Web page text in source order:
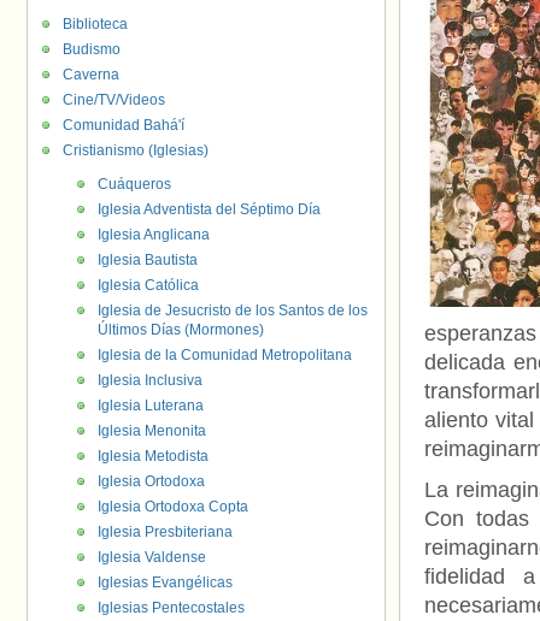
delicada
aliento
La
Con todas
fidelidad
Biblioteca
Budismo
Caverna
Cine/TV/Videos
Comunidad Bahá'í
Cristianismo (Iglesias)
Cuáqueros
Iglesia Adventista del Séptimo Día
Iglesia Anglicana
Iglesia Bautista
Iglesia Católica
Iglesia de Jesucristo de los Santos de los
Últimos Días (Mormones)
Iglesia de la Comunidad Metropolitana
Iglesia Inclusiva
Iglesia Luterana
Iglesia Menonita
Iglesia Metodista
Iglesia Ortodoxa
Iglesia Ortodoxa Copta
Iglesia Presbiteriana
Iglesia Valdense
Iglesias Evangélicas
Iglesias Pentecostales